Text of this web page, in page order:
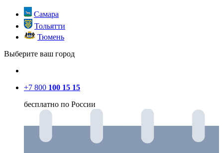
Самара
Тольятти
Тюмень
Выберите ваш город
+7 800 100 15 15
бесплатно по России